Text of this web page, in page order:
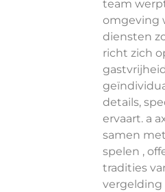
team
omgeving
diensten
richt zich
details,
ervaart. a
samen
spelen ,
tradities
vergelding